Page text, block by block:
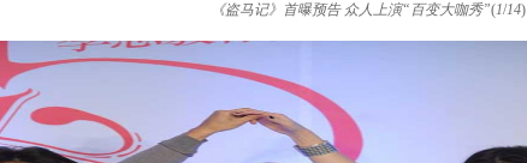
《盗马记》首曝预告 众人上演“百变大咖秀”(1/14)